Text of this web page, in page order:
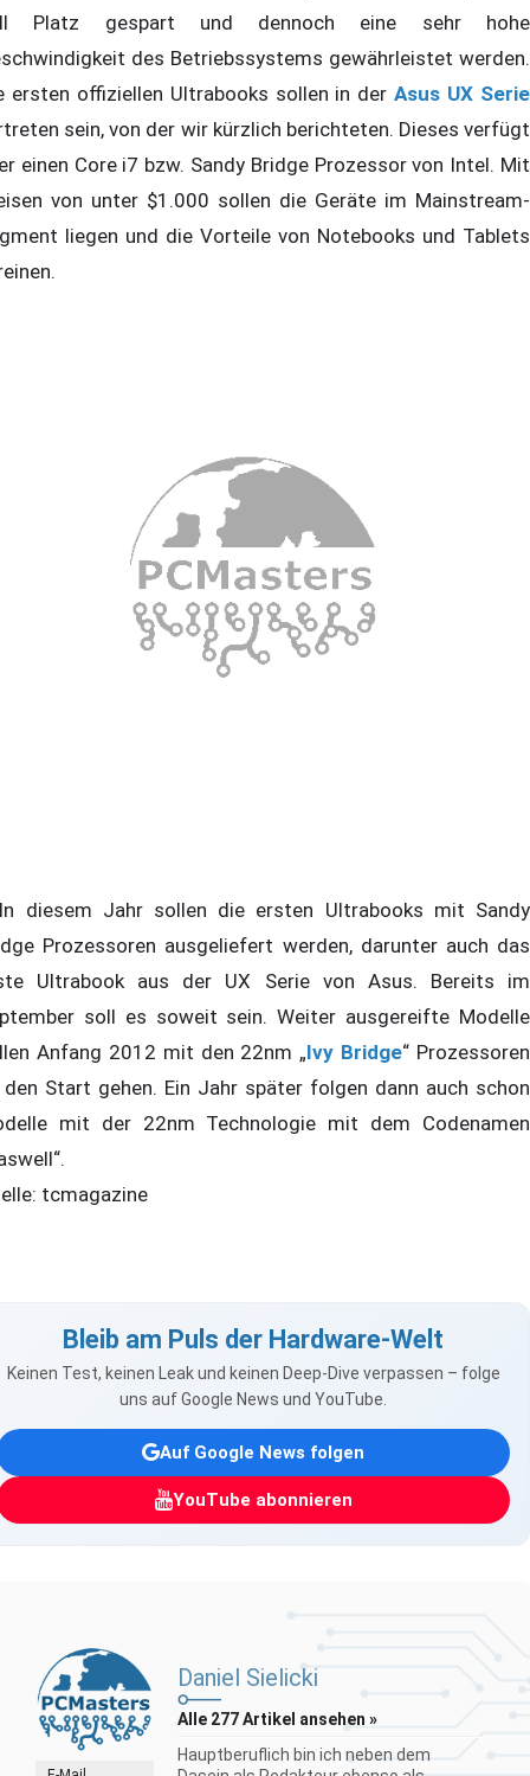
Platz gespart und dennoch eine sehr hohe
des Betriebssystems gewährleistet werden.
ersten offiziellen Ultrabooks sollen in derAsus UX Serie
sein, von der wir kürzlich berichteten. Dieses verfügt
einen Core i7 bzw. Sandy Bridge Prozessor von Intel. Mit
von unter $1.000 sollen die Geräte im Mainstream-
liegen und die Vorteile von Notebooks und Tablets
Jahr sollen die ersten Ultrabooks mit Sandy
Prozessoren ausgeliefert werden, darunter auch das
Ultrabook aus der UX Serie von Asus. Bereits im
soll es soweit sein. Weiter ausgereifte Modelle
Anfang 2012 mit den 22nm „Ivy Bridge“ Prozessoren
den Start gehen. Ein Jahr später folgen dann auch schon
mit der 22nm Technologie mit dem Codenamen
tcmagazine
Bleib am Puls der Hardware-Welt
Keinen Test, keinen Leak und keinen Deep-Dive verpassen – folge
uns auf Google News und YouTube.
Auf Google News folgen
YouTube abonnieren
Daniel Sielicki
Alle 277 Artikel ansehen »
Hauptberuflich bin ich neben dem